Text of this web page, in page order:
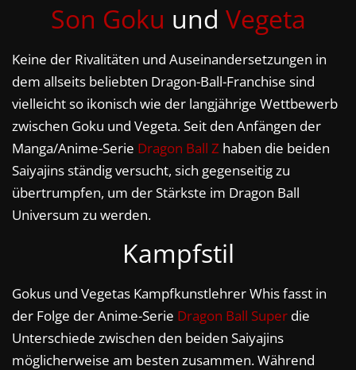
Son Goku und Vegeta
Keine der Rivalitäten und Auseinandersetzungen in
dem allseits beliebten Dragon-Ball-Franchise sind
vielleicht so ikonisch wie der langjährige Wettbewerb
zwischen Goku und Vegeta. Seit den Anfängen der
Manga/Anime-Serie Dragon Ball Z haben die beiden
Saiyajins ständig versucht, sich gegenseitig zu
übertrumpfen, um der Stärkste im Dragon Ball
Universum zu werden.
Kampfstil
Gokus und Vegetas Kampfkunstlehrer Whis fasst in
der Folge der Anime-Serie Dragon Ball Super die
Unterschiede zwischen den beiden Saiyajins
möglicherweise am besten zusammen. Während